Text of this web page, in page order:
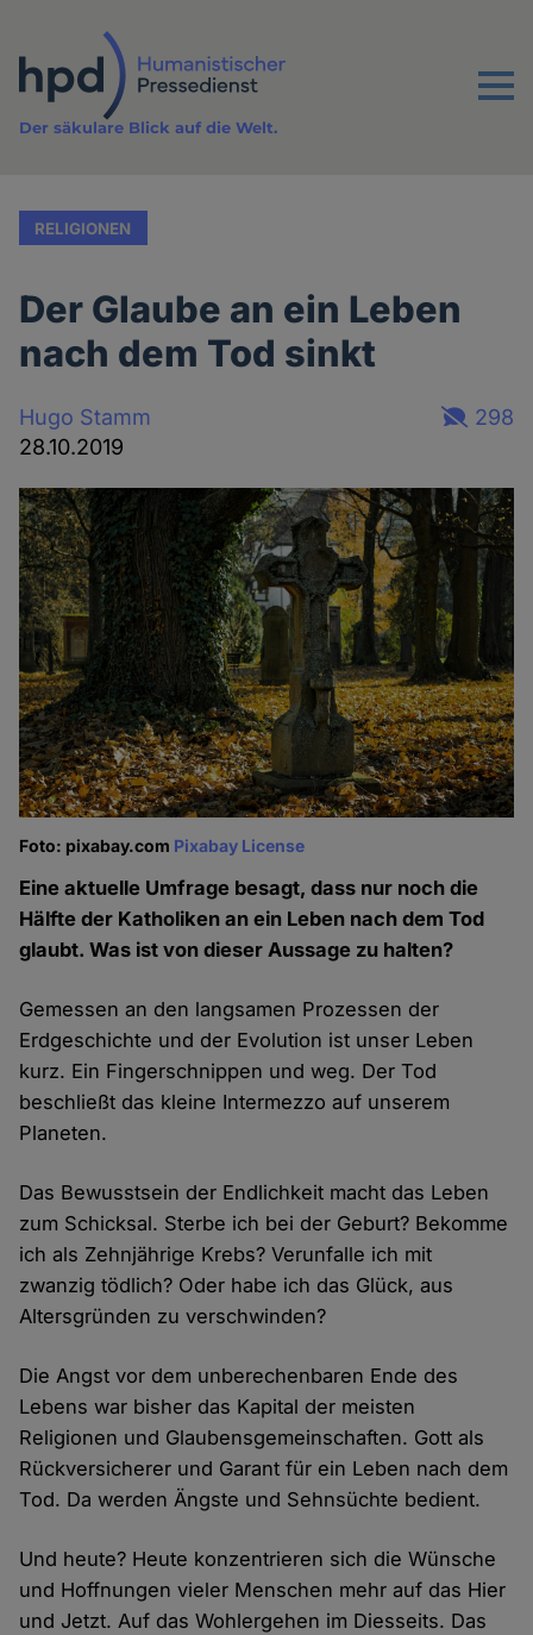
Inhalt
Menu
Der säkulare Blick auf die Welt.
RELIGIONEN
Der Glaube an ein Leben
nach dem Tod sinkt
Hugo Stamm
28.10.2019
298
Foto: pixabay.com Pixabay License
Eine aktuelle Umfrage besagt, dass nur noch die
Hälfte der Katholiken an ein Leben nach dem Tod
glaubt. Was ist von dieser Aussage zu halten?
Gemessen an den langsamen Prozessen der
Erdgeschichte und der Evolution ist unser Leben
kurz. Ein Fingerschnippen und weg. Der Tod
beschließt das kleine Intermezzo auf unserem
Planeten.
Das Bewusstsein der Endlichkeit macht das Leben
zum Schicksal. Sterbe ich bei der Geburt? Bekomme
ich als Zehnjährige Krebs? Verunfalle ich mit
zwanzig tödlich? Oder habe ich das Glück, aus
Altersgründen zu verschwinden?
Die Angst vor dem unberechenbaren Ende des
Lebens war bisher das Kapital der meisten
Religionen und Glaubensgemeinschaften. Gott als
Rückversicherer und Garant für ein Leben nach dem
Tod. Da werden Ängste und Sehnsüchte bedient.
Und heute? Heute konzentrieren sich die Wünsche
und Hoffnungen vieler Menschen mehr auf das Hier
und Jetzt. Auf das Wohlergehen im Diesseits. Das